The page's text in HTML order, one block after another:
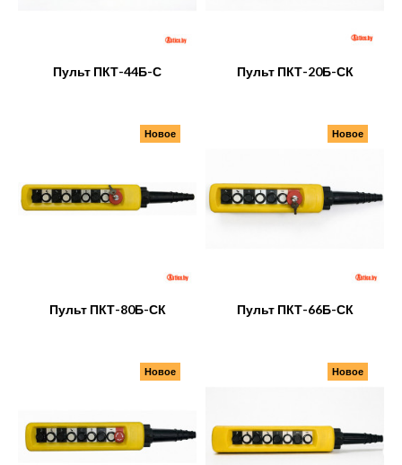
Пульт ПКТ-44Б-С Пульт ПКТ-20Б-СК
Пульт ПКТ-80Б-СК
Новое
Пульт ПКТ-66Б-СК
Новое
Новое Новое